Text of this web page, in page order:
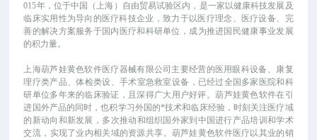
015年，位于中国（上海）自由贸易试验区内，是一家以健康科技发展及
临床实用性为导向的医疗科技企业，致力于以医疗理念、医疗设备、完
善的解决方案服务于国内医疗和科研单位，成为推进国民健康事业发展
的积力量。
上海葫芦娃黄色软件医疗器械有限公司主要经营的医用眼科设备、康复
理疗类产品、体检类设、手术室急救室设备，已经过全国多家医院和科
研单位多年来的临床验证，且深得广大用户好评。葫芦娃黄色软件在引
进国外产品的同时，也积学习外国的*技术和临床经验，时刻关注医疗域
的新动向和新发展，多次推动和组织国外家到中国进行产品培训和学术
交流，实现了业内相关域的资源共享。葫芦娃黄色软件医疗以其业的销